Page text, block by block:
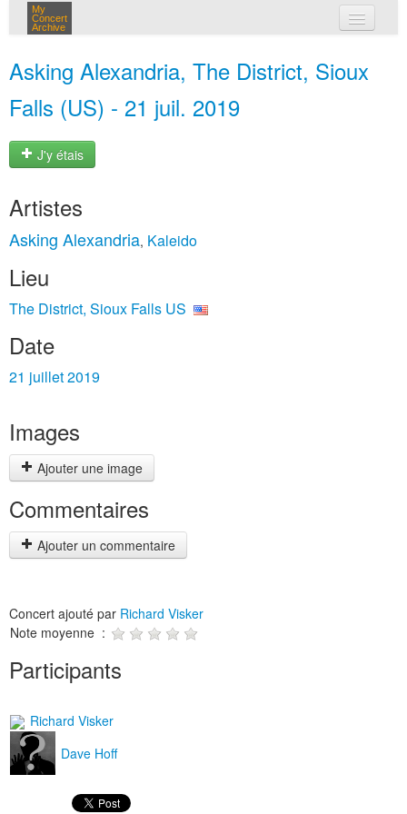
My
Concert
Archive
Asking Alexandria, The District, Sioux
Falls (US) - 21 juil. 2019
J'y étais
Artistes
Asking Alexandria, Kaleido
Lieu
The District, Sioux Falls US
Date
21 juillet 2019
Images
Ajouter une image
Commentaires
Ajouter un commentaire
Concert ajouté par Richard Visker
Note moyenne :
Participants
Richard Visker
Dave Hoff